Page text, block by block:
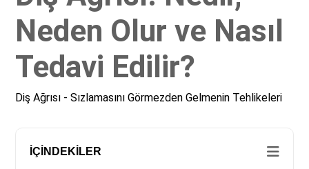
Neden Olur ve Nasıl
Tedavi Edilir?
Diş Ağrısı - Sızlamasını Görmezden Gelmenin Tehlikeleri
İÇINDEKILER